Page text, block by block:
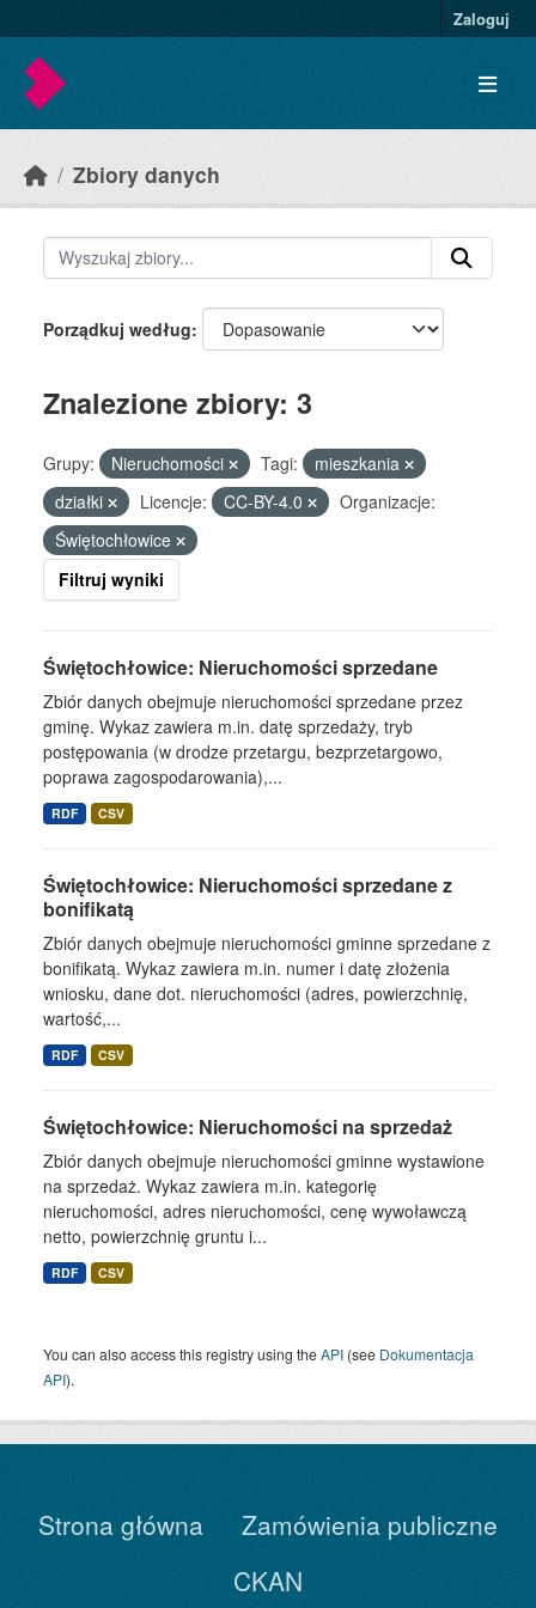
Zaloguj
Zbiory danych
Porządkuj według
Znalezione zbiory: 3
Grupy: Nieruchomości Tagi:
mieszkania
działki
Licencje: CC-BY-4.0
Organizacje:
Świętochłowice
Filtruj wyniki
Świętochłowice: Nieruchomości sprzedane
Zbiór danych obejmuje nieruchomości sprzedane przez
gminę. Wykaz zawiera m.in. datę sprzedaży, tryb
postępowania (w drodze przetargu, bezprzetargowo,
poprawa zagospodarowania),...
RDF CSV
Świętochłowice: Nieruchomości sprzedane z
bonifikatą
Zbiór danych obejmuje nieruchomości gminne sprzedane z
bonifikatą. Wykaz zawiera m.in. numer i datę złożenia
wniosku, dane dot. nieruchomości (adres, powierzchnię,
wartość,...
RDF CSV
Świętochłowice: Nieruchomości na sprzedaż
Zbiór danych obejmuje nieruchomości gminne wystawione
na sprzedaż. Wykaz zawiera m.in. kategorię
nieruchomości, adres nieruchomości, cenę wywoławczą
netto, powierzchnię gruntu i...
RDF CSV
You can also access this registry using theAPI (see Dokumentacja
API).
Strona główna
Zamówienia publiczne
CKAN